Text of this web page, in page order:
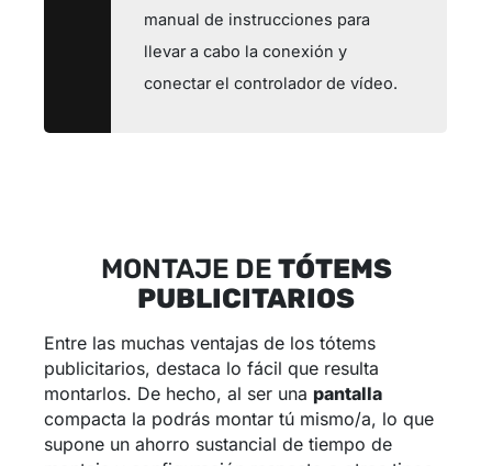
manual de instrucciones para
llevar a cabo la conexión y
conectar el controlador de vídeo.
MONTAJE DE TÓTEMS
PUBLICITARIOS
Entre las muchas ventajas de los tótems
publicitarios, destaca lo fácil que resulta
montarlos. De hecho, al ser una pantalla
compacta la podrás montar tú mismo/a, lo que
supone un ahorro sustancial de tiempo de